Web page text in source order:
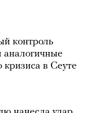
контроль
аналогичные
в Сеуте